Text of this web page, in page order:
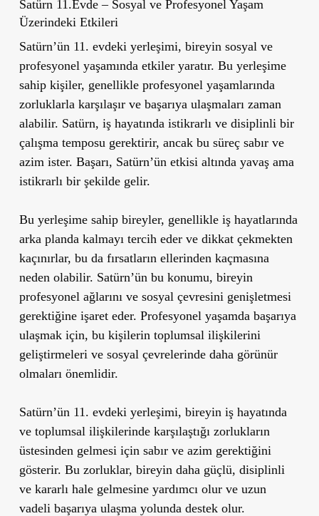
Satürn 11.Evde – Sosyal ve Profesyonel Yaşam
Üzerindeki Etkileri
Satürn’ün 11. evdeki yerleşimi, bireyin sosyal ve
profesyonel yaşamında etkiler yaratır. Bu yerleşime
sahip kişiler, genellikle profesyonel yaşamlarında
zorluklarla karşılaşır ve başarıya ulaşmaları zaman
alabilir. Satürn, iş hayatında istikrarlı ve disiplinli bir
çalışma temposu gerektirir, ancak bu süreç sabır ve
azim ister. Başarı, Satürn’ün etkisi altında yavaş ama
istikrarlı bir şekilde gelir.
Bu yerleşime sahip bireyler, genellikle iş hayatlarında
arka planda kalmayı tercih eder ve dikkat çekmekten
kaçınırlar, bu da fırsatların ellerinden kaçmasına
neden olabilir. Satürn’ün bu konumu, bireyin
profesyonel ağlarını ve sosyal çevresini genişletmesi
gerektiğine işaret eder. Profesyonel yaşamda başarıya
ulaşmak için, bu kişilerin toplumsal ilişkilerini
geliştirmeleri ve sosyal çevrelerinde daha görünür
olmaları önemlidir.
Satürn’ün 11. evdeki yerleşimi, bireyin iş hayatında
ve toplumsal ilişkilerinde karşılaştığı zorlukların
üstesinden gelmesi için sabır ve azim gerektiğini
gösterir. Bu zorluklar, bireyin daha güçlü, disiplinli
ve kararlı hale gelmesine yardımcı olur ve uzun
vadeli başarıya ulaşma yolunda destek olur.